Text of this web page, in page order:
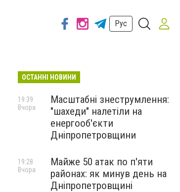
Рус
ОСТАННІ НОВИНИ
Масштабні знеструмлення:
"шахеди" налетіли на
енергооб'єкти
Дніпропетровщини
19:39
Вчора
Майже 50 атак по п'яти
районах: як минув день на
Дніпропетровщині
19:28
Вчора